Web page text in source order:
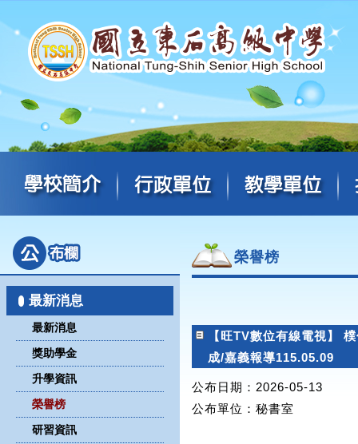
最新消息
最新消息
獎助學金
升學資訊
榮譽榜
研習資訊
榮譽榜
【旺TV數位有線電視】
成/嘉義報導115.05.09
公布日期：2026-05-13
公布單位 ：秘書室